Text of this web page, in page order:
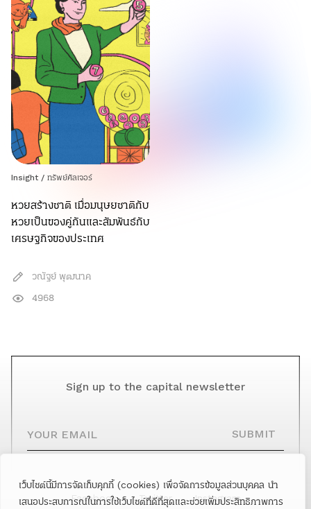
เว็บไซต์นี้มีการจัดเก็บคุกกี้ (cookies) เพื่อจัดการข้อมูลส่วนบุคคล นำ
เสนอประสบการณ์ในการใช้เว็บไซต์ที่ดีที่สุดและช่วยเพิ่มประสิทธิภาพการ
Insight / ทรัพย์คัลเจอร์
หวยสร้างชาติ เมื่อมนุษยชาติกับ
หวยเป็นของคู่กันและสัมพันธ์กับ
เศรษฐกิจของประเทศ
วณัฐย์ พุฒนาค
4968
Sign up to the capital newsletter
SUBMIT
Facebook Twitter Instagram